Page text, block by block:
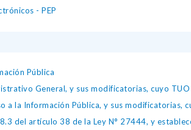
- PEP
Pública
General, y sus modificatorias, cuyo
a la Información Pública, y sus
del artículo 38 de la Ley N° 27444, y